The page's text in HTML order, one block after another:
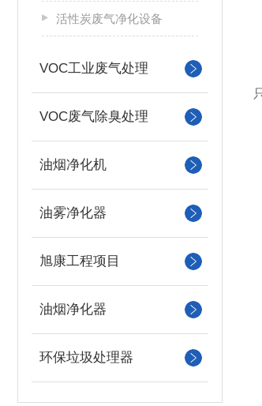
活性炭废气净化设备
VOC工业废气处理
VOC废气除臭处理
油烟净化机
油雾净化器
旭康工程项目
油烟净化器
环保垃圾处理器